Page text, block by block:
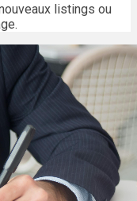
listings ou